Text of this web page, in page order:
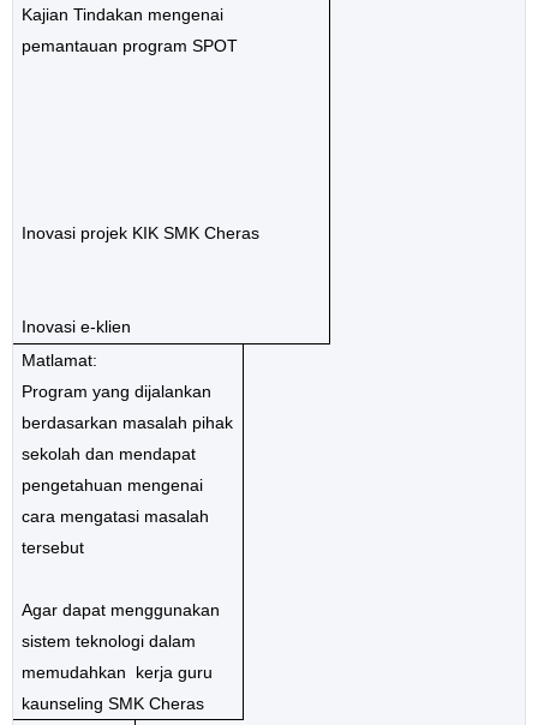
Kajian Tindakan mengenai
pemantauan program SPOT
Inovasi projek KIK SMK Cheras
Inovasi e-klien
Matlamat:
Program yang dijalankan
berdasarkan masalah pihak
sekolah dan mendapat
pengetahuan mengenai
cara mengatasi masalah
tersebut
Agar dapat menggunakan
sistem teknologi dalam
memudahkan kerja guru
kaunseling SMK Cheras